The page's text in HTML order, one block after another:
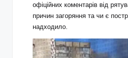
офіційних коментарів від
причин загоряння та чи є
надходило.